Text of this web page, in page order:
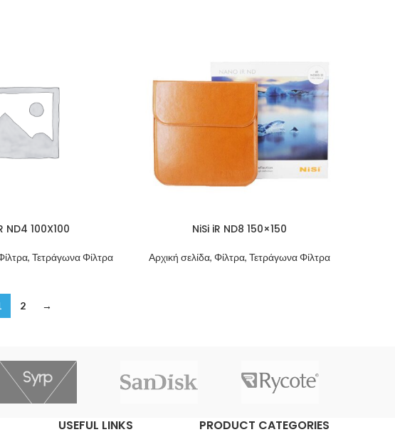
ND4 100X100
Τετράγωνα Φίλτρα
NiSi iR ND8 150×150
Αρχική σελίδα, Φίλτρα, Τετράγωνα Φίλτρα
2 →
USEFUL LINKS PRODUCT CATEGORIES